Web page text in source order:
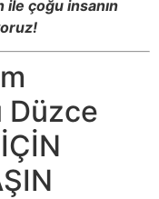
ile çoğu insanın
Düzce